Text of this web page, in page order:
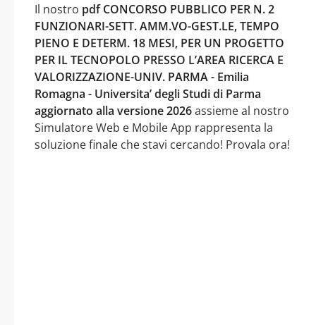
Il nostro pdf CONCORSO PUBBLICO PER N. 2
FUNZIONARI-SETT. AMM.VO-GEST.LE, TEMPO
PIENO E DETERM. 18 MESI, PER UN PROGETTO
PER IL TECNOPOLO PRESSO L’AREA RICERCA E
VALORIZZAZIONE-UNIV. PARMA - Emilia
Romagna - Universita’ degli Studi di Parma
aggiornato alla versione 2026assieme al nostro
Simulatore Web e Mobile App rappresenta la
soluzione finale che stavi cercando! Provala ora!